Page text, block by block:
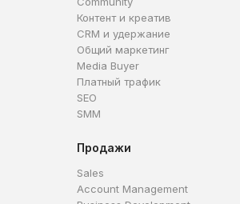
Контент и креатив
CRM и удержание
Общий маркетинг
Media Buyer
Платный трафик
SEO
SMM
Продажи
Sales
Account Management